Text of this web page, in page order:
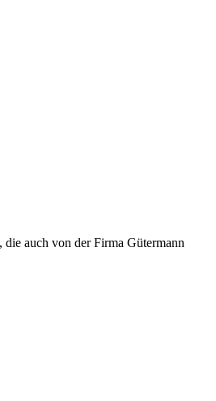
auch von der Firma Gütermann